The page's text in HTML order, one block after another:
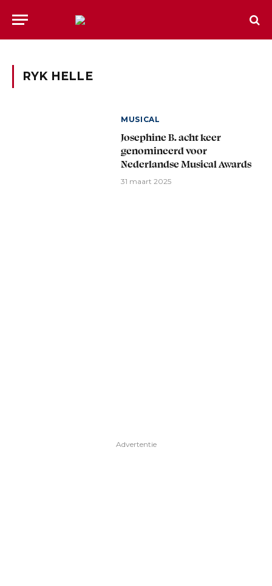
RYK HELLE
MUSICAL
Josephine B. acht keer
genomineerd voor
Nederlandse Musical Awards
31 maart 2025
Advertentie